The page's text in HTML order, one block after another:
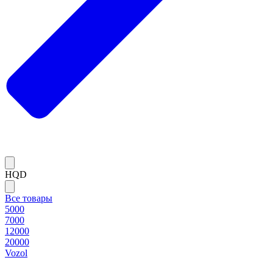
HQD
Все товары
5000
7000
12000
20000
Vozol